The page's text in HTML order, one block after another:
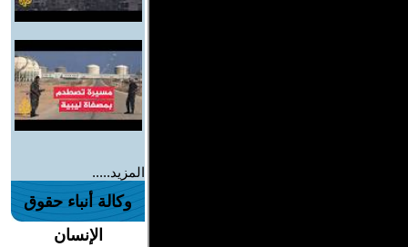
المزيد.....
وكالة أنباء حقوق
الإنسان